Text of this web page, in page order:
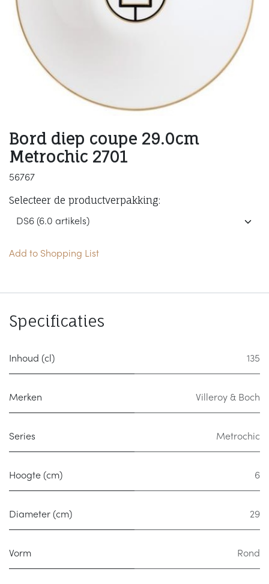
Bord diep coupe 29.0cm
Metrochic 2701
56767
Selecteer de productverpakking:
Add to Shopping List
Specificaties
Inhoud (cl) 135
Merken Villeroy & Boch
Series Metrochic
Hoogte (cm) 6
Diameter (cm) 29
Vorm Rond